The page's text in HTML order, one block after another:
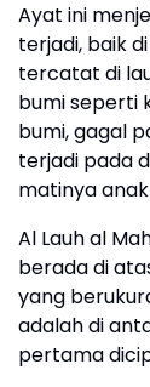
Ayat ini
terjadi, baik
tercatat di
bumi seperti
bumi, gagal
terjadi pada
matinya
Al Lauh al
berada di
yang
adalah di
pertama